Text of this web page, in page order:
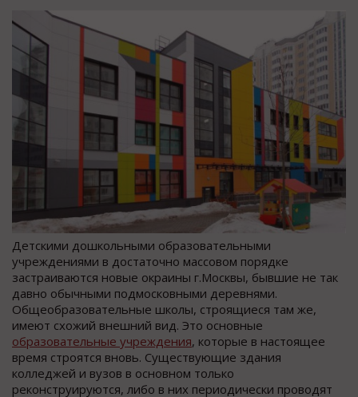
Детскими дошкольными образовательными
учреждениями в достаточно массовом порядке
застраиваются новые окраины г.Москвы, бывшие не так
давно обычными подмосковными деревнями.
Общеобразовательные школы, строящиеся там же,
имеют схожий внешний вид. Это основные
образовательные учреждения, которые в настоящее
время строятся вновь. Существующие здания
колледжей и вузов в основном только
реконструируются, либо в них периодически проводят